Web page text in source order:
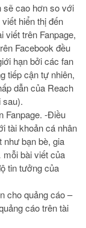
sẽ cao hơn so với
hiển thị đến
viết trên Fanpage,
Facebook đều
hạn bởi các fan
tiếp cận tự nhiên,
dẫn của Reach
sau).
Fanpage. -Điều
tài khoản cá nhân
như bạn bè, gia
bài viết của
tin tưởng của
cho quảng cáo –
cáo trên tài